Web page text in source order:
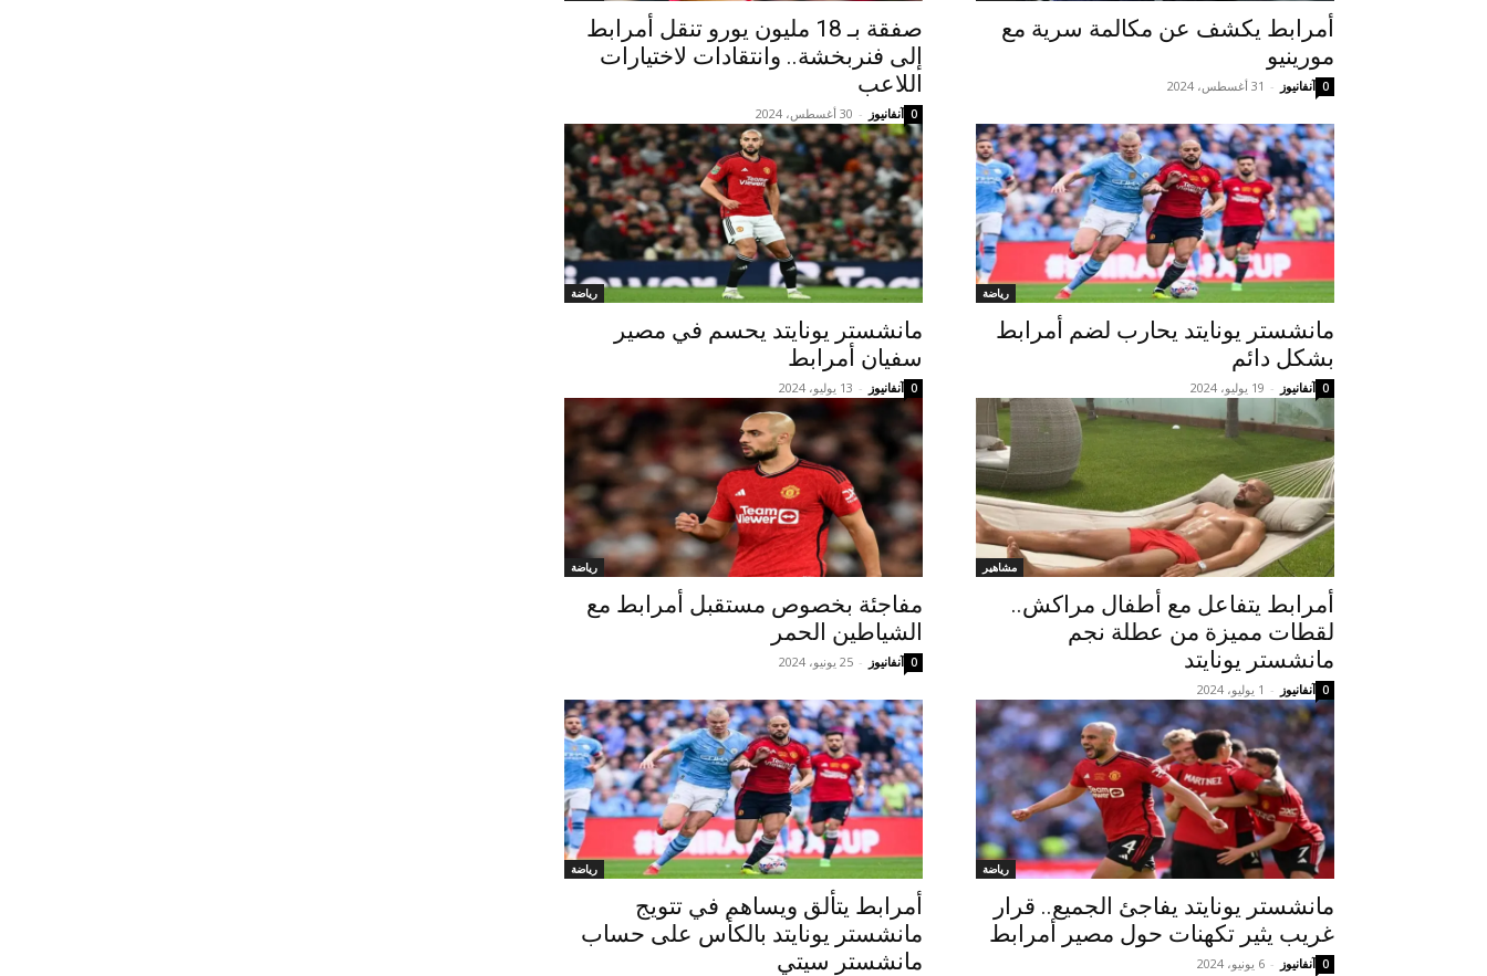
أمرابط يكشف عن مكالمة سرية مع
مورينيو
آنفانيوز - 31 أغسطس، 2024 0
صفقة بـ 18 مليون يورو تنقل أمرابط
إلى فنربخشة.. وانتقادات لاختيارات
اللاعب
آنفانيوز - 30 أغسطس، 2024 0
رياضة
مانشستر يونايتد يحارب لضم أمرابط
بشكل دائم
آنفانيوز - 19 يوليو، 2024 0
رياضة
مانشستر يونايتد يحسم في مصير
سفيان أمرابط
آنفانيوز - 13 يوليو، 2024 0
مشاهير
أمرابط يتفاعل مع أطفال مراكش..
لقطات مميزة من عطلة نجم
مانشستر يونايتد
آنفانيوز - 1 يوليو، 2024 0
رياضة
مفاجئة بخصوص مستقبل أمرابط مع
الشياطين الحمر
آنفانيوز - 25 يونيو، 2024 0
رياضة
مانشستر يونايتد يفاجئ الجميع.. قرار
غريب يثير تكهنات حول مصير أمرابط
آنفانيوز - 6 يونيو، 2024 0
رياضة
أمرابط يتألق ويساهم في تتويج
مانشستر يونايتد بالكأس على حساب
مانشستر سيتي